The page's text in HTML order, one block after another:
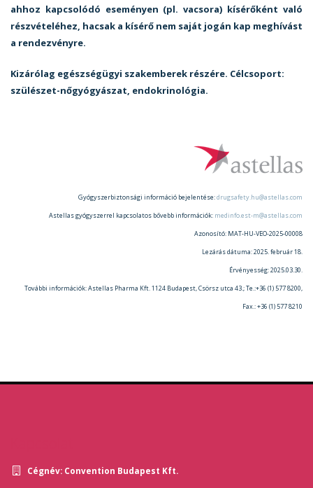
ahhoz kapcsolódó eseményen (pl. vacsora) kísérőként való
részvételéhez, hacsak a kísérő nem saját jogán kap meghívást
a rendezvényre.
Kizárólag egészségügyi szakemberek részére. Célcsoport:
szülészet-nőgyógyászat, endokrinológia.
Gyógyszerbiztonsági információ bejelentése:drugsafety.hu@astellas.com
Astellas gyógyszerrel kapcsolatos bővebb információk: medinfo.est-m@astellas.com
Azonosító: MAT-HU-VEO-2025-00008
Lezárás dátuma: 2025. február 18.
Érvényesség: 2025.03.30.
További információk: Astellas Pharma Kft. 1124 Budapest, Csörsz utca 43.; Te.:+36 (1) 577 8200,
Fax.: +36 (1) 577 8210
Cégnév: Convention Budapest Kft.